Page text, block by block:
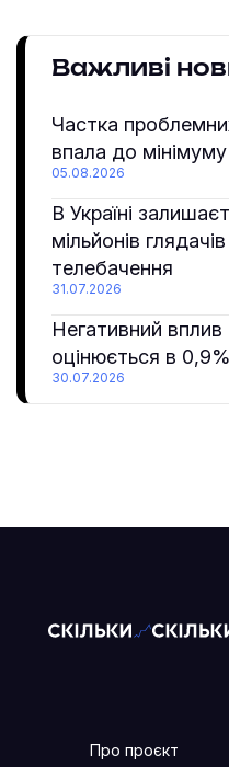
Важливі
Частка
впала до мінімуму
05.08.2026
В Україні
мільйонів
телебачення
31.07.2026
Негативний вплив
оцінюється в
30.07.2026
Про проєкт